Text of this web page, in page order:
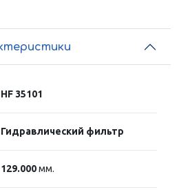
HF 35101
Гидравлический фильтр
129.000мм.